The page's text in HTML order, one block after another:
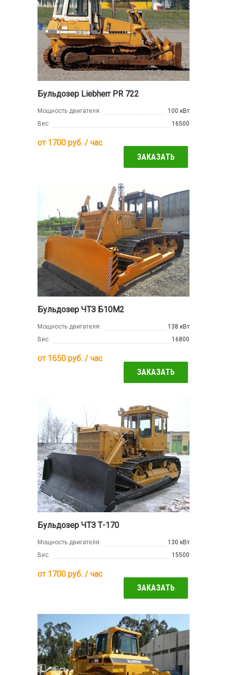
Бульдозер Liebherr PR 722
Мощность двигателя:
100 кВт
Вес:
16500
от 1700 руб. / час
ЗАКАЗАТЬ
Бульдозер ЧТЗ Б10М2
Мощность двигателя:
138 кВт
Вес:
16800
от 1650 руб. / час
ЗАКАЗАТЬ
Бульдозер ЧТЗ Т-170
Мощность двигателя:
130 кВт
Вес:
15500
от 1700 руб. / час
ЗАКАЗАТЬ